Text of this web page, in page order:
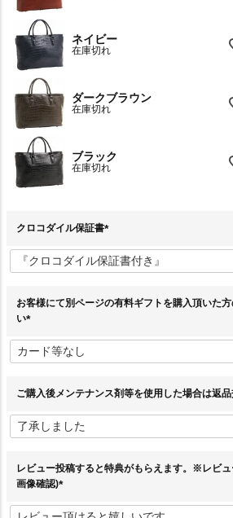
ネイビー
在庫切れ
ダークブラウン
在庫切れ
ブラック
在庫切れ
クロコダイル保証書
必
須
お客様にて別ページの有料ギフトを購入頂いた
い
必
須
ご購入後メンテナンス剤等を使用した場合は返
レビュー投稿すると特典がもらえます。※レビ
画像確認)
必